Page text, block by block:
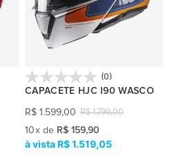
(0)
CAPACETE HJC I90 WASCO
R$ 1.799,00
R$ 1.599,00
10x de R$ 159,90
R$ 1.519,05